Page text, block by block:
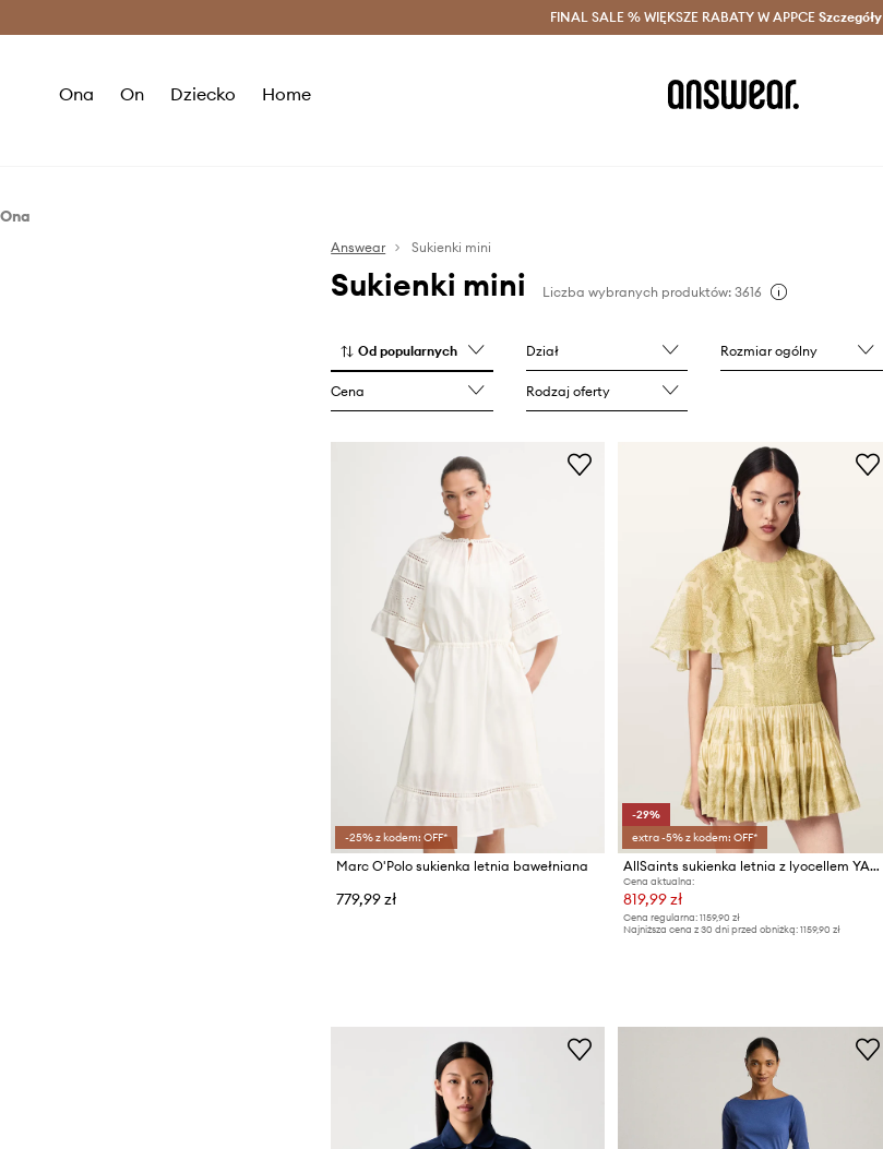
Oszczędzaj z Answear Club > Dostawa nawet w 24h >
FINAL SALE % WIĘKSZE RABATY W APPCE Szczegóły
Ona On Dziecko Home
Ona
Answear Sukienki mini
Sukienki mini Liczba wybranych produktów: 3616
Od popularnych Dział Rozmiar ogólny
Cena Rodzaj oferty
-25% z kodem: OFF*
Marc O'Polo sukienka letnia bawełniana
779,99 zł
-29%
extra -5% z kodem: OFF*
AllSaints sukienka letnia z lyocellem YANNA
Cena aktualna:
819,99 zł
Cena regularna: 1159,90 zł
Najniższa cena z 30 dni przed obniżką: 1159,90 zł